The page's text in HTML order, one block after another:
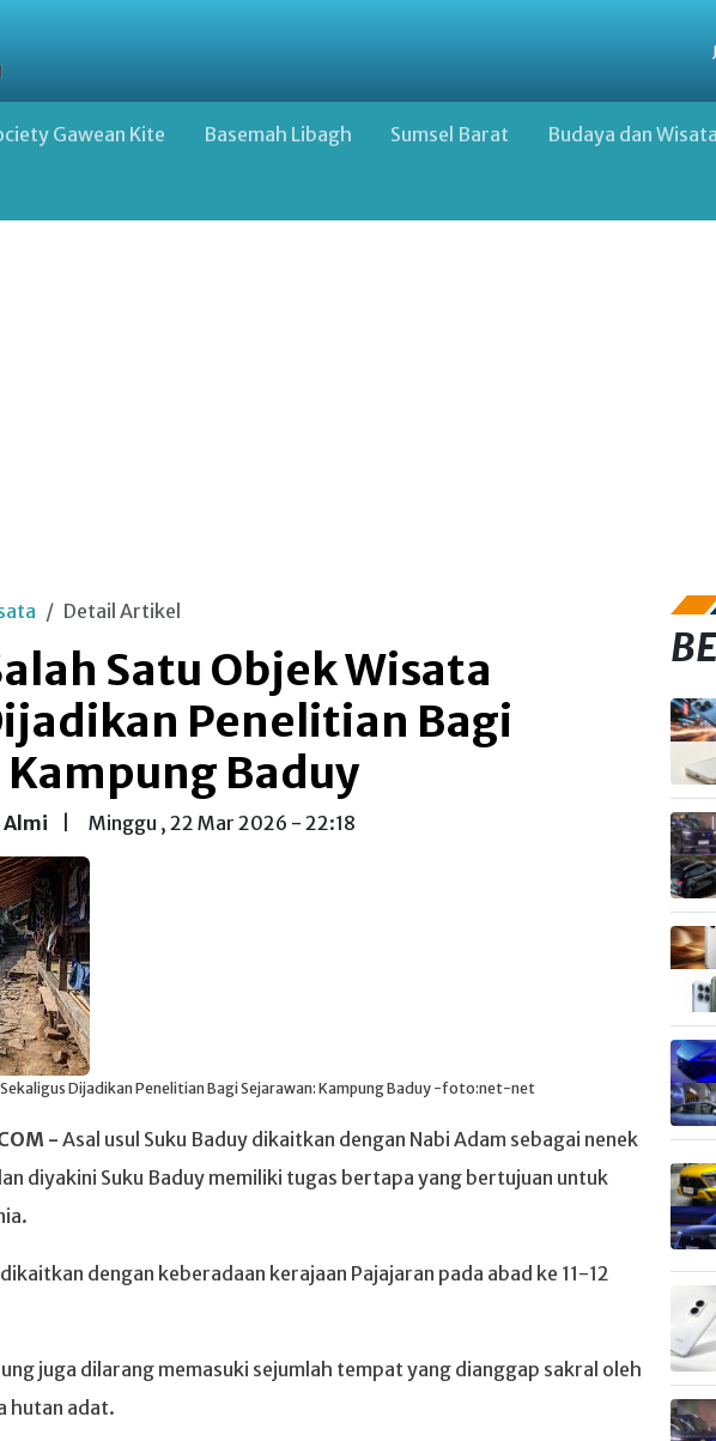
Gawean Kite Basemah Libagh Sumsel Barat Budaya dan Wisata
Detail Artikel
Satu Objek Wisata
Penelitian Bagi
Baduy
Almi Minggu , 22 Mar 2026 - 22:18
Dijadikan Penelitian Bagi Sejarawan: Kampung Baduy -foto:net-net
-Asal usul Suku Baduy dikaitkan dengan Nabi Adam sebagai nenek
diyakini Suku Baduy memiliki tugas bertapa yang bertujuan untuk
dengan keberadaan kerajaan Pajajaran pada abad ke 11-12
juga dilarang memasuki sejumlah tempat yang dianggap sakral oleh
hutan adat.